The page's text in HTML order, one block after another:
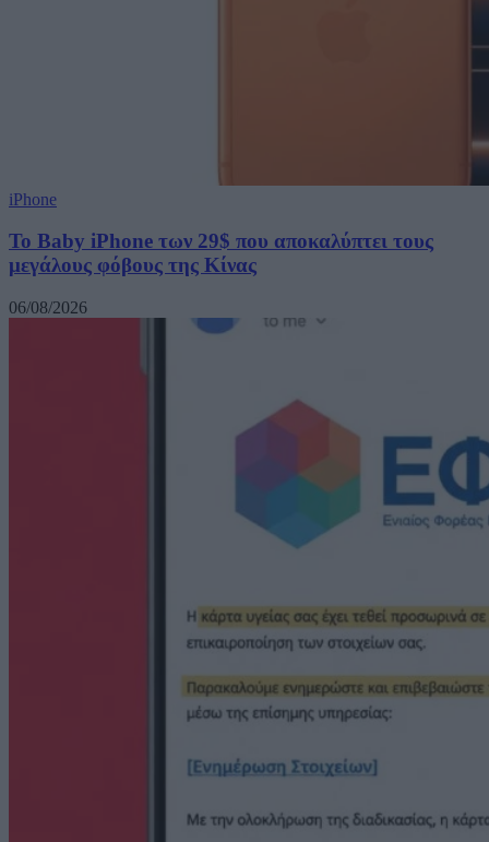
iPhone
Το Baby iPhone των 29$ που αποκαλύπτει τους
μεγάλους φόβους της Κίνας
06/08/2026